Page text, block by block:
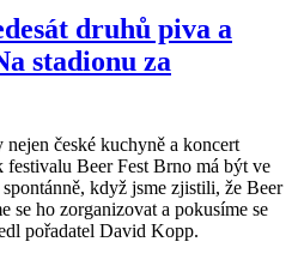
druhů piva a
stadionu za
české kuchyně a koncert
Beer Fest Brno má být ve
když jsme zjistili, že Beer
se ho zorganizovat a pokusíme se
pořadatel David Kopp.